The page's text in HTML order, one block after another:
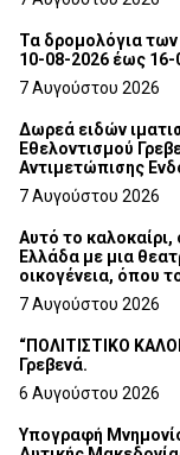
Τα δρομολόγια των
10-08-2026 έως 16-
7 Αυγούστου 2026
Δωρεά ειδών
Εθελοντισμού
Αντιμετώπισης
Τμήματος Γρεβενών
7 Αυγούστου 2026
Αυτό το καλοκαίρι,
Ελλάδα με μια
7 Αυγούστου 2026
“ΠΟΛΙΤΙΣΤΙΚΟ
Γρεβενά.
6 Αυγούστου 2026
Υπογραφή